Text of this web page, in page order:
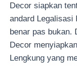
Decor siapkan
andard Legalisasi
benar pas bukan.
Decor
Lengkung yang